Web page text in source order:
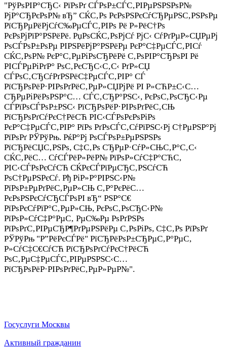
"РўРѕРІР°СЂС‹ РїРѕРґ СЃРѕР±СЃС‚РІРµРЅРЅРѕР№
РјР°СЂРєРѕР№ вЂ” СЌС‚Рѕ РєРѕРЅРєСѓСЂРµРЅС‚РЅРѕРµ
РїСЂРµРёРјСѓС‰РµСЃС‚РІРѕ Рё Р»РёС†Рѕ
РєРѕРјРїР°РЅРёРё. РџРѕСЌС‚РѕРјСѓ РјС‹ СѓРґРµР»СЏРµРј
РѕСЃРѕР±РѕРµ РІРЅРёРјР°РЅРёРµ РєР°С‡РµСЃС‚РІСѓ
СЌС‚РѕР№ РєР°С‚РµРіРѕСЂРёРё С‚РѕРІР°СЂРѕРІ Рё
РІСЃРµРіРґР° РѕС‚РєСЂС‹С‚С‹ РґР»СЏ
СЃРѕС‚СЂСѓРґРЅРёС‡РµСЃС‚РІР° СЃ
РїСЂРѕРёР·РІРѕРґРёС‚РµР»СЏРјРё РІ Р»СЋР±С‹С…
СЂРµРіРёРѕРЅР°С… СЃС‚СЂР°РЅС‹, РєРѕС‚РѕСЂС‹Рµ
СЃРїРѕСЃРѕР±РЅС‹ РїСЂРѕРёР·РІРѕРґРёС‚СЊ
РїСЂРѕРґСѓРєС†РёСЋ РІС‹СЃРѕРєРѕРіРѕ
РєР°С‡РµСЃС‚РІР° РїРѕ РґРѕСЃС‚СѓРїРЅС‹Рј С†РµРЅР°Рј
РїРѕРґ РЎРўРњ. РќР°Рј РѕСЃРѕР±РµРЅРЅРѕ
РїСЂРёСЏС‚РЅРѕ, С‡С‚Рѕ СЂРµР·СѓР»СЊС‚Р°С‚С‹
СЌС‚РёС… СѓСЃРёР»РёР№ РїРѕР»СѓС‡Р°СЋС‚
РІС‹СЃРѕРєСѓСЋ СЌРєСЃРїРµСЂС‚РЅСѓСЋ
РѕС†РµРЅРєСѓ. Рђ РіР»Р°РІРЅС‹Р№
РїРѕР±РµРґРёС‚РµР»СЊ С‚Р°РєРёС…
РєРѕРЅРєСѓСЂСЃРѕРІ вЂ“ РЅР°С€
РїРѕРєСѓРїР°С‚РµР»СЊ, РєРѕС‚РѕСЂС‹Р№
РїРѕР»СѓС‡Р°РµС‚ РµС‰Рµ РѕРґРЅРѕ
РїРѕРґС‚РІРµСЂР¶РґРµРЅРёРµ С‚РѕРіРѕ, С‡С‚Рѕ РїРѕРґ
РЎРўРњ "Р”РёРєСЃРё" РїСЂРёРѕР±СЂРµС‚Р°РµС‚
Р»СѓС‡С€СѓСЋ РїСЂРѕРґСѓРєС†РёСЋ
РѕС‚РµС‡РµСЃС‚РІРµРЅРЅС‹С…
РїСЂРѕРёР·РІРѕРґРёС‚РµР»РµР№".
Госуслуги Москвы
Активный гражданин